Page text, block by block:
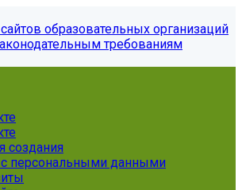
образовательных организаций
требованиям
создания
с персональными данными